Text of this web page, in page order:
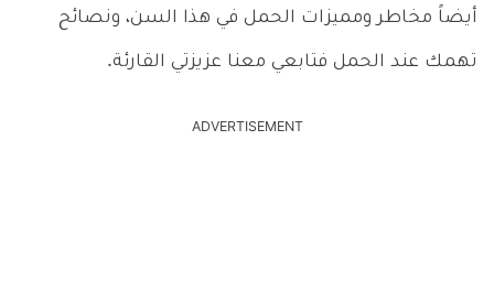
أيضاً مخاطر ومميزات الحمل في هذا السن، ونصائح
تهمك عند الحمل فتابعي معنا عزيزتي القارئة.
ADVERTISEMENT